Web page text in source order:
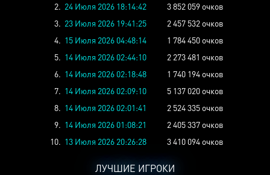
2. 24 Июля 2026 18:14:42
3 852 059 очков
3. 23 Июля 2026 19:41:25
2 457 532 очков
4. 15 Июля 2026 04:48:14
1 784 450 очков
5. 14 Июля 2026 02:44:10
2 273 481 очков
6. 14 Июля 2026 02:18:48
1 740 194 очков
7. 14 Июля 2026 02:09:10
5 137 020 очков
8. 14 Июля 2026 02:01:41
2 524 335 очков
9. 14 Июля 2026 01:08:21
2 405 337 очков
10. 13 Июля 2026 20:26:28 3 410 094 очков
ЛУЧШИЕ ИГРОКИ